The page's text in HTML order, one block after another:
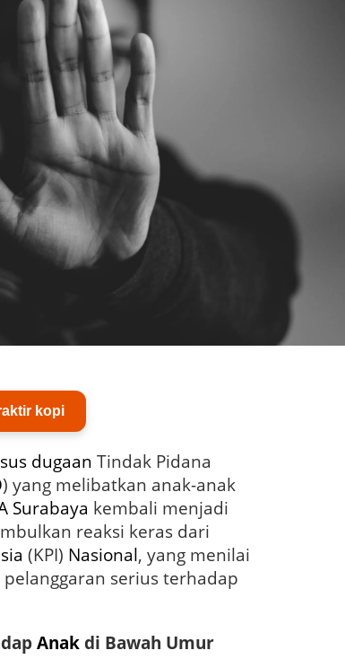
kopi
dugaan Tindak Pidana
) yang melibatkan anak-anak
Surabaya kembali menjadi
reaksi keras dari
(KPI) Nasional, yang menilai
serius terhadap
Anakdi Bawah Umur